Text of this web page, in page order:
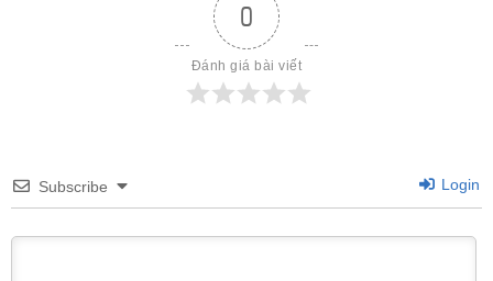
0
Đánh giá bài viết
Subscribe Login